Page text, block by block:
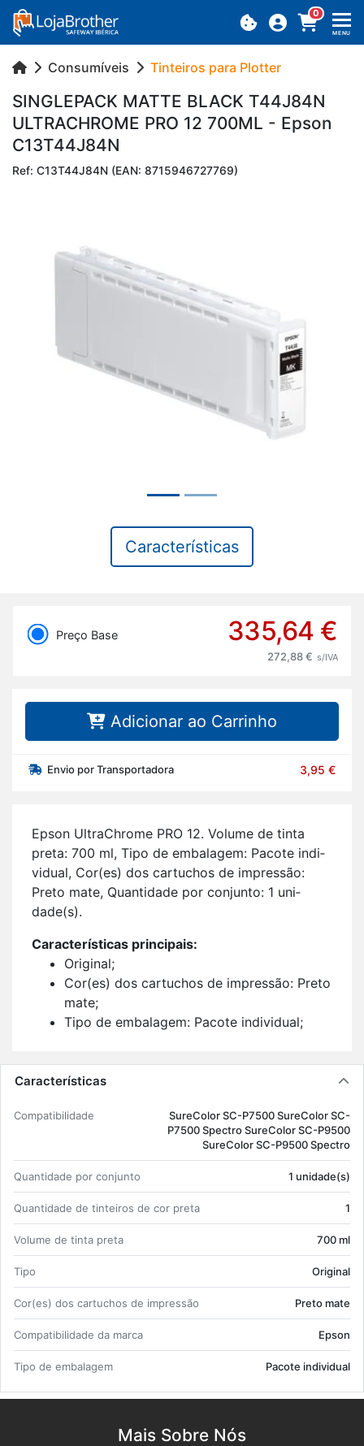
0
MENU
Consumíveis Tinteiros para Plotter
SIN­GLE­PACK MATTE BLACK T44J84N
UL­TRA­CH­ROME PRO 12 700ML - Epson
C13T44J84N
Ref: C13T44J84N (EAN: 8715946727769)
Previous
Características
Preço Base 335,64 €
272,88 € s/IVA
Adicionar ao Carrinho
Envio por Transportadora 3,95 €
Epson Ul­tra­Ch­rome PRO 12. Vo­lume de tinta
preta: 700 ml, Tipo de em­ba­lagem: Pa­cote in­di­
vi­dual, Cor(es) dos car­tu­chos de im­pressão:
Preto mate, Quan­ti­dade por con­junto: 1 uni­
dade(s).
Ca­rac­te­rís­ticas prin­ci­pais:
Ori­ginal;
Cor(es) dos car­tu­chos de im­pressão: Preto
mate;
Tipo de em­ba­lagem: Pa­cote in­di­vi­dual;
Com­pa­ti­bi­li­dade da marca: Epson;
1 uni­dade(s).
Características
Com­pa­ti­bi­li­dade
Su­re­Color SC-P7500 Su­re­Color SC-
P7500 Spectro Su­re­Color SC-P9500
Su­re­Color SC-P9500 Spectro
Quan­ti­dade por con­junto 1 uni­dade(s)
Quan­ti­dade de tin­teiros de cor preta 1
Vo­lume de tinta preta 700 ml
Tipo Ori­ginal
Cor(es) dos car­tu­chos de im­pressão Preto mate
Com­pa­ti­bi­li­dade da marca Epson
Tipo de em­ba­lagem Pa­cote in­di­vi­dual
Mais Sobre Nós